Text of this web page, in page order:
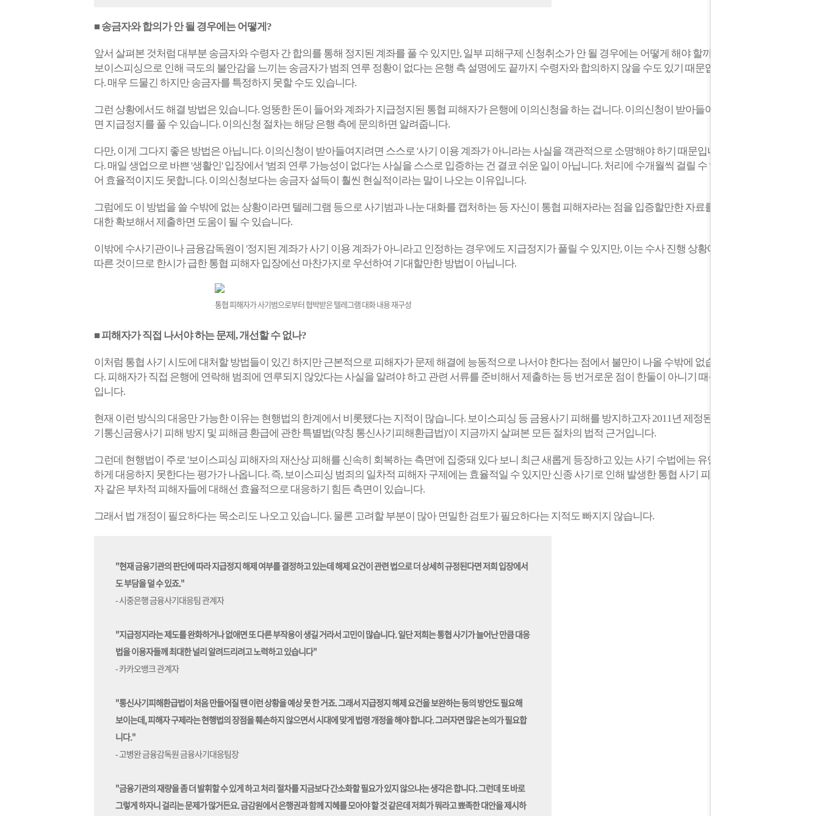
■ 송금자와 합의가 안 될 경우에는 어떻게?
앞서 살펴본 것처럼 대부분 송금자와 수령자 간 합의를 통해 정지된 계좌를 풀 수 있지만, 일부 피해구제 신청취소가 안 될 경우에는 어떻게 해야 할까요?
보이스피싱으로 인해 극도의 불안감을 느끼는 송금자가 범죄 연루 정황이 없다는 은행 측 설명에도 끝까지 수령자와 합의하지 않을 수도 있기 때문입니
다. 매우 드물긴 하지만 송금자를 특정하지 못할 수도 있습니다.
그런 상황에서도 해결 방법은 있습니다. 엉뚱한 돈이 들어와 계좌가 지급정지된 통협 피해자가 은행에 이의신청을 하는 겁니다. 이의신청이 받아들여 지
면 지급정지를 풀 수 있습니다. 이의신청 절차는 해당 은행 측에 문의하면 알려줍니다.
다만, 이게 그다지 좋은 방법은 아닙니다. 이의신청이 받아들여지려면 스스로 '사기 이용 계좌가 아니라는 사실을 객관적으로 소명'해야 하기 때문입니
다. 매일 생업으로 바쁜 '생활인' 입장에서 '범죄 연루 가능성이 없다'는 사실을 스스로 입증하는 건 결코 쉬운 일이 아닙니다. 처리에 수개월씩 걸릴 수 있
어 효율적이지도 못합니다. 이의신청보다는 송금자 설득이 훨씬 현실적이라는 말이 나오는 이유입니다.
그럼에도 이 방법을 쓸 수밖에 없는 상황이라면 텔레그램 등으로 사기범과 나눈 대화를 캡처하는 등 자신이 통협 피해자라는 점을 입증할만한 자료를 최
대한 확보해서 제출하면 도움이 될 수 있습니다.
이밖에 수사기관이나 금융감독원이 '정지된 계좌가 사기 이용 계좌가 아니라고 인정하는 경우'에도 지급정지가 풀릴 수 있지만, 이는 수사 진행 상황에
따른 것이므로 한시가 급한 통협 피해자 입장에선 마찬가지로 우선하여 기대할만한 방법이 아닙니다.
통협 피해자가 사기범으로부터 협박받은 텔레그램 대화 내용 재구성
■ 피해자가 직접 나서야 하는 문제, 개선할 수 없나?
이처럼 통협 사기 시도에 대처할 방법들이 있긴 하지만 근본적으로 피해자가 문제 해결에 능동적으로 나서야 한다는 점에서 불만이 나올 수밖에 없습니
다. 피해자가 직접 은행에 연락해 범죄에 연루되지 않았다는 사실을 알려야 하고 관련 서류를 준비해서 제출하는 등 번거로운 점이 한둘이 아니기 때문
입니다.
현재 이런 방식의 대응만 가능한 이유는 현행법의 한계에서 비롯됐다는 지적이 많습니다. 보이스피싱 등 금융사기 피해를 방지하고자 2011년 제정된 '전
기통신금융사기 피해 방지 및 피해금 환급에 관한 특별법(약칭 통신사기피해환급법)'이 지금까지 살펴본 모든 절차의 법적 근거입니다.
그런데 현행법이 주로 '보이스피싱 피해자의 재산상 피해를 신속히 회복하는 측면'에 집중돼 있다 보니 최근 새롭게 등장하고 있는 사기 수법에는 유연
하게 대응하지 못한다는 평가가 나옵니다. 즉, 보이스피싱 범죄의 일차적 피해자 구제에는 효율적일 수 있지만 신종 사기로 인해 발생한 통협 사기 피해
자 같은 부차적 피해자들에 대해선 효율적으로 대응하기 힘든 측면이 있습니다.
그래서 법 개정이 필요하다는 목소리도 나오고 있습니다. 물론 고려할 부분이 많아 면밀한 검토가 필요하다는 지적도 빠지지 않습니다.
"현재 금융기관의 판단에 따라 지급정지 해제 여부를 결정하고 있는데 해제 요건이 관련 법으로 더 상세히 규정된다면 저희 입장에서
도 부담을 덜 수 있죠."
- 시중은행 금융사기대응팀 관계자
"지급정지라는 제도를 완화하거나 없애면 또 다른 부작용이 생길 거라서 고민이 많습니다. 일단 저희는 통협 사기가 늘어난 만큼 대응
법을 이용자들께 최대한 널리 알려드리려고 노력하고 있습니다"
- 카카오뱅크 관계자
"통신사기피해환급법이 처음 만들어질 땐 이런 상황을 예상 못 한 거죠. 그래서 지급정지 해제 요건을 보완하는 등의 방안도 필요해
보이는데, 피해자 구제라는 현행법의 장점을 훼손하지 않으면서 시대에 맞게 법령 개정을 해야 합니다. 그러자면 많은 논의가 필요합
니다."
- 고병완 금융감독원 금융사기대응팀장
"금융기관의 재량을 좀 더 발휘할 수 있게 하고 처리 절차를 지금보다 간소화할 필요가 있지 않으냐는 생각은 합니다. 그런데 또 바로
그렇게 하자니 걸리는 문제가 많거든요. 금감원에서 은행권과 함께 지혜를 모아야 할 것 같은데 저희가 뭐라고 뾰족한 대안을 제시하